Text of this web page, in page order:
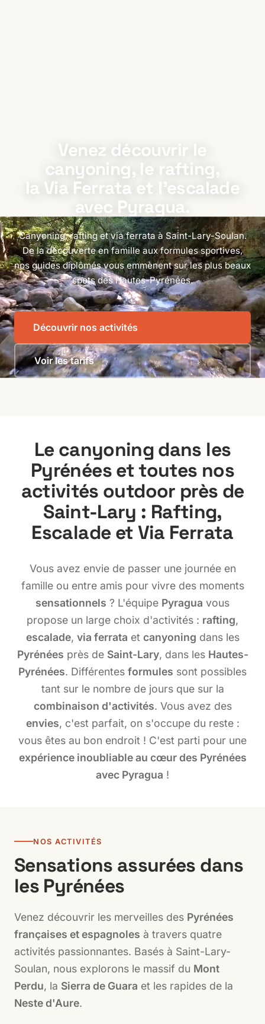
Venez découvrir le
canyoning, le rafting,
la Via Ferrata et l'escalade
avec Pyragua.
Canyoning, rafting et via ferrata à Saint-Lary-Soulan.
De la découverte en famille aux formules sportives,
nos guides diplômés vous emmènent sur les plus beaux
spots des Hautes-Pyrénées.
Découvrir nos activités
Voir les tarifs
Le canyoning dans les
Pyrénées et toutes nos
activités outdoor près de
Saint-Lary : Rafting,
Escalade et Via Ferrata
Vous avez envie de passer une journée en
famille ou entre amis pour vivre des moments
sensationnels ? L'équipe Pyragua vous
propose un large choix d'activités : rafting,
escalade, via ferrata et canyoning dans les
Pyrénées près de Saint-Lary, dans les Hautes-
Pyrénées. Différentes formules sont possibles
tant sur le nombre de jours que sur la
combinaison d'activités. Vous avez des
envies, c'est parfait, on s'occupe du reste :
vous êtes au bon endroit ! C'est parti pour une
expérience inoubliable au cœur des Pyrénées
avec Pyragua !
NOS ACTIVITÉS
Sensations assurées dans
les Pyrénées
Venez découvrir les merveilles des Pyrénées
françaises et espagnoles à travers quatre
activités passionnantes. Basés à Saint-Lary-
Soulan, nous explorons le massif du Mont
Perdu, la Sierra de Guara et les rapides de la
Neste d'Aure.